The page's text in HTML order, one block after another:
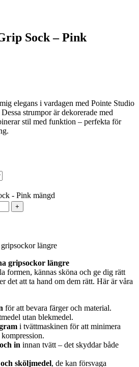
Sock – Pink
elegans i vardagen med Pointe Studio
strumpor är dekorerade med
stil med funktion – perfekta för
- Pink mängd
längre
gripsockor längre
formen, kännas sköna och ge dig rätt
det att ta hand om dem rätt. Här är våra
för att bevara färger och material.
utan blekmedel.
i tvättmaskinen för att minimera
in innan tvätt – det skyddar både
sköljmedel, de kan försvaga